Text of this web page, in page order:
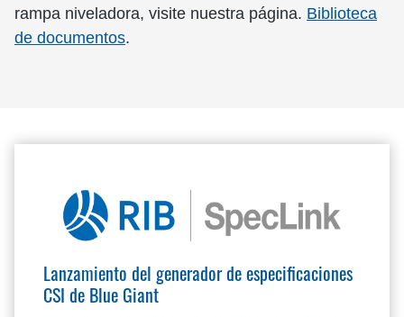
rampa niveladora, visite nuestra página. Biblioteca
de documentos.
Lanzamiento del generador de especificaciones
CSI de Blue Giant